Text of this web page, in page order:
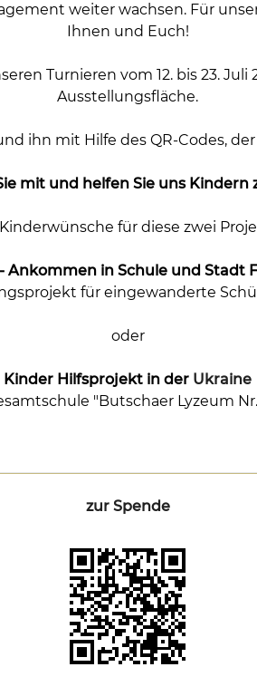
weiter wachsen. Für
Ihnen und Euch!
Turnieren vom 12. bis 23.
Ausstellungsfläche.
ihn mit Hilfe des QR-Codes,
mit und helfen Sie uns Kindern
für diese zwei
Ankommen in Schule und Stadt
für eingewanderte
oder
Kinder Hilfsprojekt in der Ukraine
"Butschaer Lyzeum
zur Spende